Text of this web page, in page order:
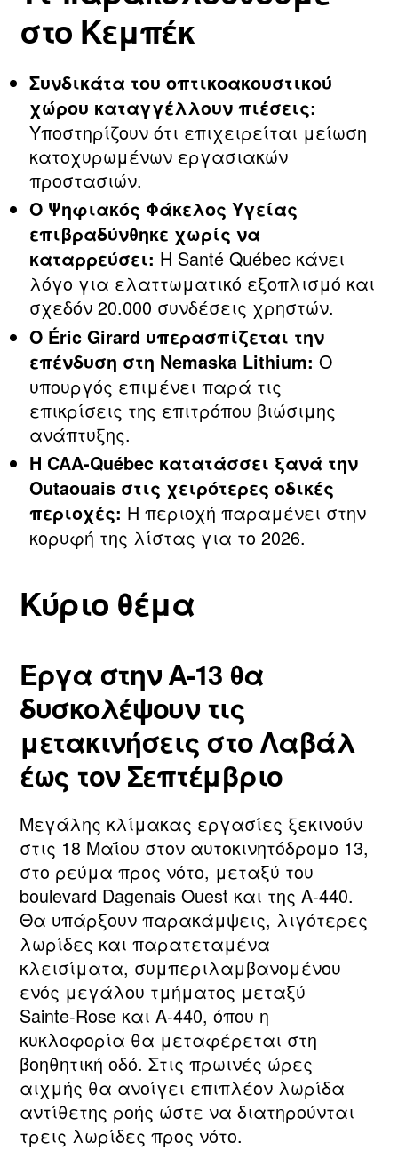
στο Κεμπέκ
Συνδικάτα του οπτικοακουστικού
χώρου καταγγέλλουν πιέσεις:
Υποστηρίζουν ότι επιχειρείται μείωση
κατοχυρωμένων εργασιακών
προστασιών.
Ο Ψηφιακός Φάκελος Υγείας
επιβραδύνθηκε χωρίς να
καταρρεύσει: Η Santé Québec κάνει
λόγο για ελαττωματικό εξοπλισμό και
σχεδόν 20.000 συνδέσεις χρηστών.
Ο Éric Girard υπερασπίζεται την
επένδυση στη Nemaska Lithium: Ο
υπουργός επιμένει παρά τις
επικρίσεις της επιτρόπου βιώσιμης
ανάπτυξης.
Η CAA‑Québec κατατάσσει ξανά την
Outaouais στις χειρότερες οδικές
περιοχές: Η περιοχή παραμένει στην
κορυφή της λίστας για το 2026.
Κύριο θέμα
Έργα στην Α‑13 θα
δυσκολέψουν τις
μετακινήσεις στο Λαβάλ
έως τον Σεπτέμβριο
Μεγάλης κλίμακας εργασίες ξεκινούν
στις 18 Μαΐου στον αυτοκινητόδρομο 13,
στο ρεύμα προς νότο, μεταξύ του
boulevard Dagenais Ouest και της Α‑440.
Θα υπάρξουν παρακάμψεις, λιγότερες
λωρίδες και παρατεταμένα
κλεισίματα, συμπεριλαμβανομένου
ενός μεγάλου τμήματος μεταξύ
Sainte‑Rose και Α‑440, όπου η
κυκλοφορία θα μεταφέρεται στη
βοηθητική οδό. Στις πρωινές ώρες
αιχμής θα ανοίγει επιπλέον λωρίδα
αντίθετης ροής ώστε να διατηρούνται
τρεις λωρίδες προς νότο.